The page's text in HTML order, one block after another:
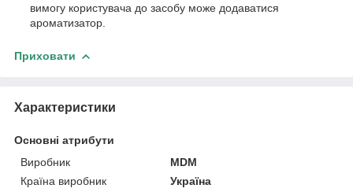
вимогу користувача до засобу може додаватися
ароматизатор.
Приховати
Характеристики
Основні атрибути
Виробник
MDM
Країна виробник
Україна